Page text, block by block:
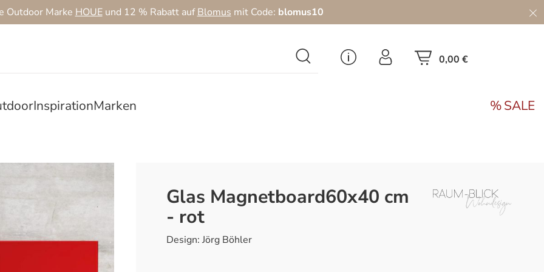
Outdoor Marke HOUEund 12 % Rabatt aufBlomus mit Code: blomus10
0,00 €
InspirationMarken SALE
Glas Magnetboard60x40 cm
- rot
Design: Jörg Böhler